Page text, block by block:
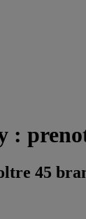
:
45